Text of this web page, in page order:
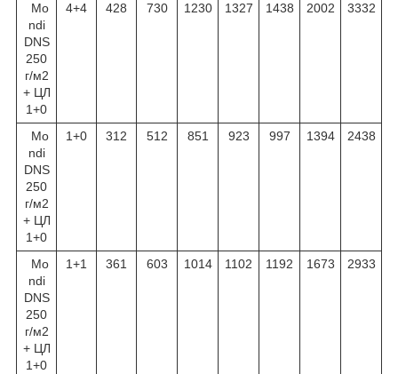
Mo
ndi
DNS
250
г/м2
+ ЦЛ
1+0
4+4 428 730 1230 1327 1438 2002 3332
Mo
ndi
DNS
250
г/м2
+ ЦЛ
1+0
1+0 312 512 851 923 997 1394 2438
Mo
ndi
DNS
250
г/м2
+ ЦЛ
1+0
1+1 361 603 1014 1102 1192 1673 2933